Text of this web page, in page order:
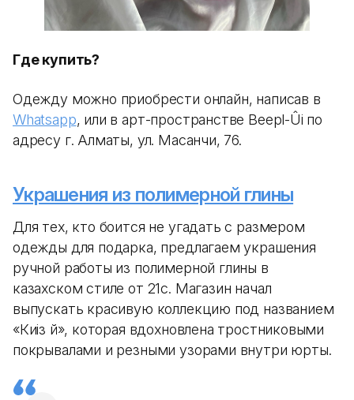
Где купить?
Одежду можно приобрести онлайн, написав в
Whatsapp, или в арт-пространстве Beepl-Ûi по
адресу г. Алматы, ул. Масанчи, 76.
Украшения из полимерной глины
Для тех, кто боится не угадать с размером
одежды для подарка, предлагаем украшения
ручной работы из полимерной глины в
казахском стиле от 21с. Магазин начал
выпускать красивую коллекцию под названием
«Киіз үй», которая вдохновлена тростниковыми
покрывалами и резными узорами внутри юрты.